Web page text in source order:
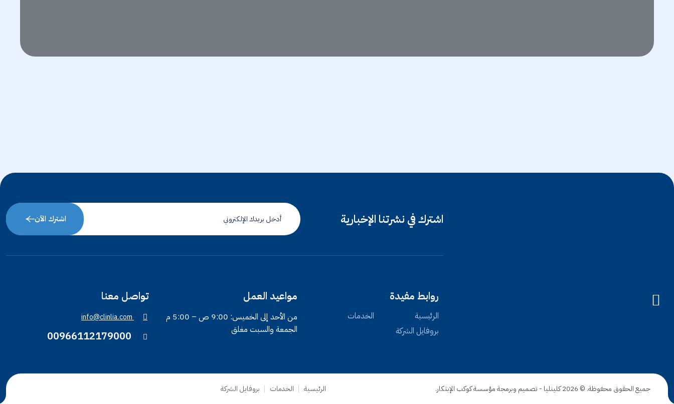
اشترك في نشرتنا الإخبارية اشترك الآن
روابط مفيدة
الرئيسية
الخدمات
بروفايل الشركة
مواعيد العمل
من الأحد إلى الخميس: 9:00 ص – 5:00 م
الجمعة والسبت مغلق
تواصل معنا
00966112179000
info@clinlia.com
جميع الحقوق محفوظة. © 2026 كلينليا - تصميم وبرمجةمؤسسة كوكب الإبتكار. الرئيسية الخدمات بروفايل الشركة